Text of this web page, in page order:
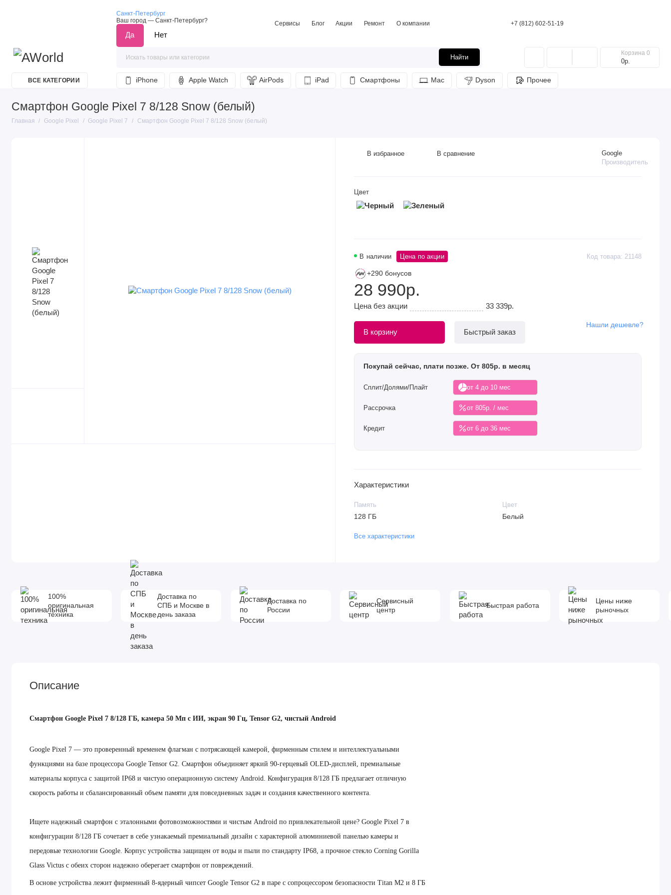
Санкт-Петербург
Ваш город —Санкт-Петербург? Сервисы Блог Акции Ремонт О компании +7 (812) 602-51-19
Найти
Корзина 0
0р.
ВСЕ КАТЕГОРИИ iPhone Apple Watch AirPods iPad Смартфоны Mac Dyson Прочее
Смартфон Google Pixel 7 8/128 Snow (белый)
Главная Google Pixel Google Pixel 7 Смартфон Google Pixel 7 8/128 Snow (белый)
Цвет
В наличии Код товара: 21148
Цена по акции
Google
Производитель
+290 бонусов
28 990р.
Цена без акции 33 339р.
В корзину Быстрый заказ
Нашли дешевле?
Покупай сейчас, плати позже. От 805р. в месяц
Сплит/Долями/Плайт от 4 до 10 мес
Рассрочка от 805р. / мес
Кредит от 6 до 36 мес
В избранное В сравнение
Характеристики
Память
128 ГБ
Цвет
Белый
Все характеристики
100%
оригинальная
техника
Доставка по
СПБ и Москве в
день заказа
Доставка по
России
Сервисный
центр
Быстрая работа
Цены ниже
рыночных
Описание
Смартфон Google Pixel 7 8/128 ГБ, камера 50 Мп с ИИ, экран 90 Гц, Tensor G2, чистый Android
Google Pixel 7 — это проверенный временем флагман с потрясающей камерой, фирменным стилем и интеллектуальными
функциями на базе процессора Google Tensor G2. Смартфон объединяет яркий 90-герцевый OLED-дисплей, премиальные
материалы корпуса с защитой IP68 и чистую операционную систему Android. Конфигурация 8/128 ГБ предлагает отличную
скорость работы и сбалансированный объем памяти для повседневных задач и создания качественного контента.
Ищете надежный смартфон с эталонными фотовозможностями и чистым Android по привлекательной цене? Google Pixel 7 в
конфигурации 8/128 ГБ сочетает в себе узнакаемый премиальный дизайн с характерной алюминиевой панелью камеры и
передовые технологии Google. Корпус устройства защищен от воды и пыли по стандарту IP68, а прочное стекло Corning Gorilla
Glass Victus с обеих сторон надежно оберегает смартфон от повреждений.
В основе устройства лежит фирменный 8-ядерный чипсет Google Tensor G2 в паре с сопроцессором безопасности Titan M2 и 8 ГБ